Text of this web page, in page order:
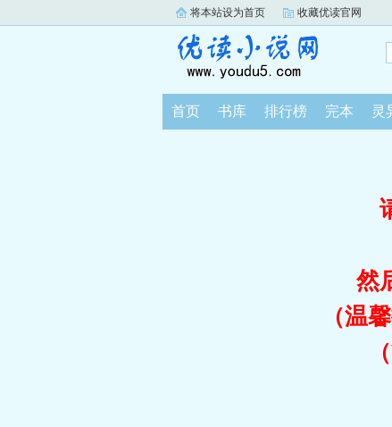
将本站设为首页 收藏优读官网
首页 书库 排行榜 完本 灵
然
（温